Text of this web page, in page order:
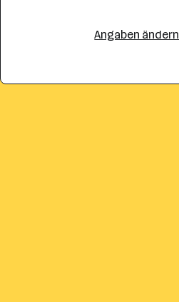
Angaben ändern